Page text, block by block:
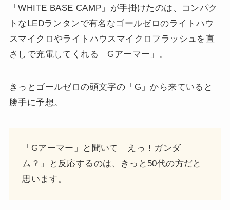
「WHITE BASE CAMP」が手掛けたのは、コンパク
トなLEDランタンで有名なゴールゼロのライトハウ
スマイクロやライトハウスマイクロフラッシュを直
さしで充電してくれる「Gアーマー」。
きっとゴールゼロの頭文字の「G」から来ていると
勝手に予想。
「Gアーマー」と聞いて「えっ！ガンダ
ム？」と反応するのは、きっと50代の方だと
思います。